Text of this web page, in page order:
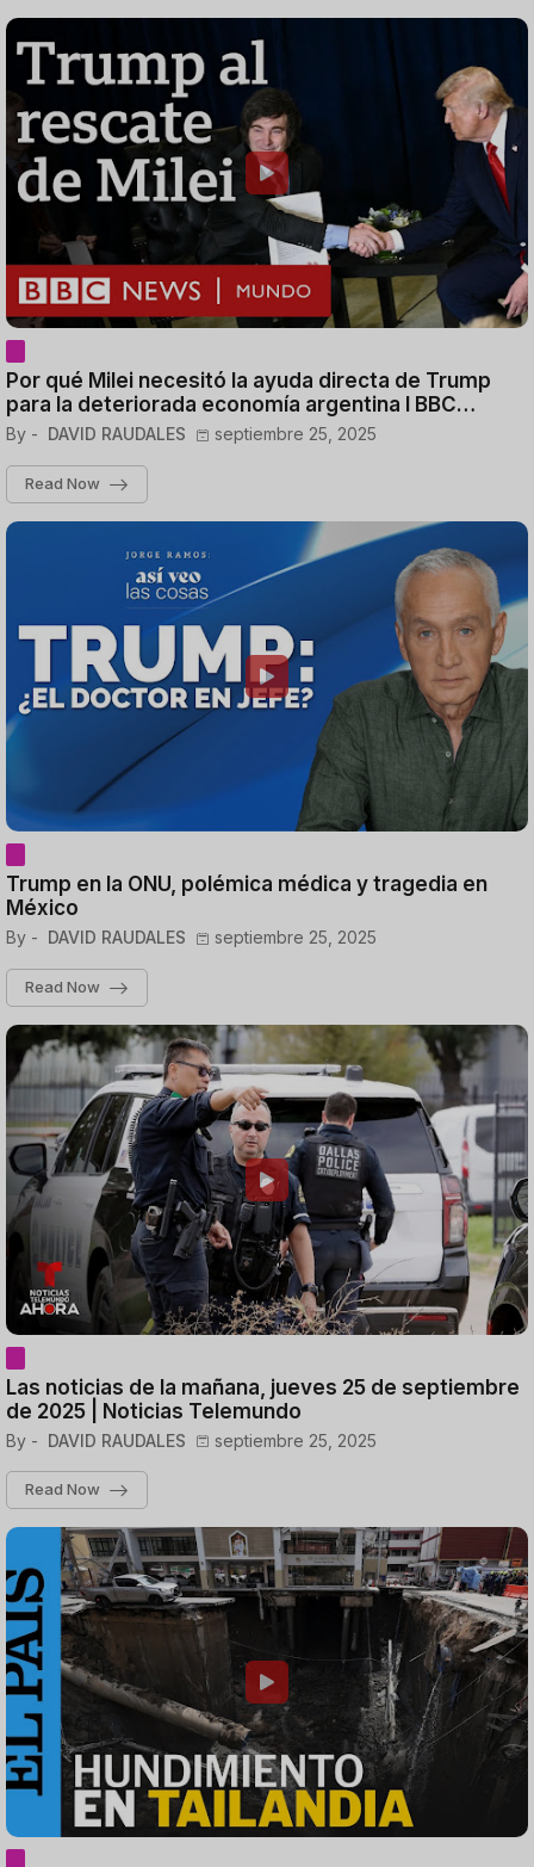
Por qué Milei necesitó la ayuda directa de Trump
para la deteriorada economía argentina I BBC
Mundo
By - DAVID RAUDALES septiembre 25, 2025
Read Now
Trump en la ONU, polémica médica y tragedia en
México
By - DAVID RAUDALES septiembre 25, 2025
Read Now
Las noticias de la mañana, jueves 25 de septiembre
de 2025 | Noticias Telemundo
By - DAVID RAUDALES septiembre 25, 2025
Read Now